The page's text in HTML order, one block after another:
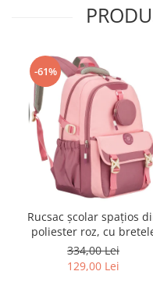
-61%
Rucsac școlar spațios
poliester roz, cu
reglabile - Peterson PTR-
PTN 8610-1327 PINK
334,00 Lei
129,00 Lei